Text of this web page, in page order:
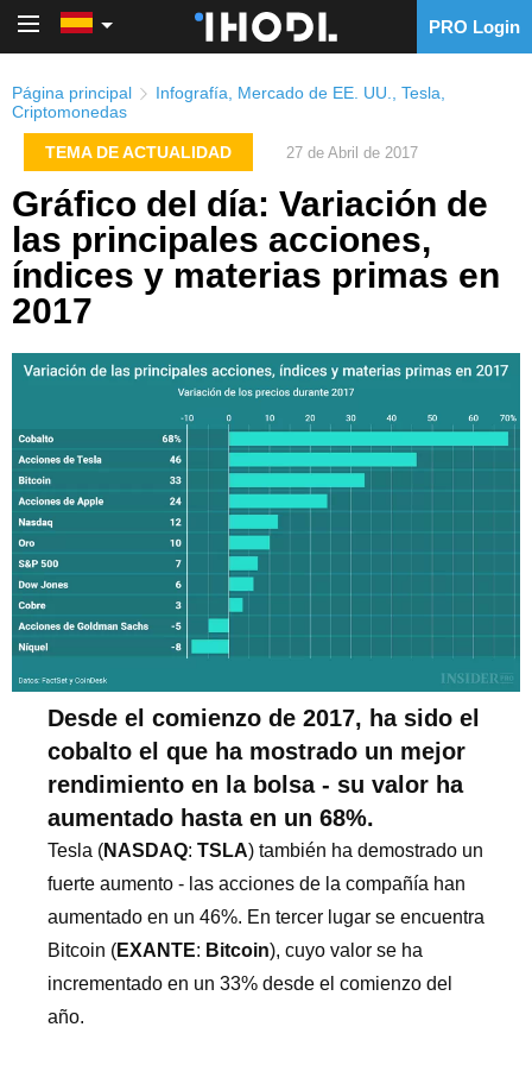
PRO Login
Página principal Infografía Mercado de EE. UU. Tesla
Criptomonedas
TEMA DE ACTUALIDAD 27 de Abril de 2017
Gráfico del día: Variación de
las principales acciones,
índices y materias primas en
2017
Desde el comienzo de 2017, ha sido el
cobalto el que ha mostrado un mejor
rendimiento en la bolsa - su valor ha
aumentado hasta en un 68%.
Tesla (NASDAQ: TSLA) también ha demostrado un
fuerte aumento - las acciones de la compañía han
aumentado en un 46%. En tercer lugar se encuentra
Bitcoin (EXANTE: Bitcoin), cuyo valor se ha
incrementado en un 33% desde el comienzo del
año.